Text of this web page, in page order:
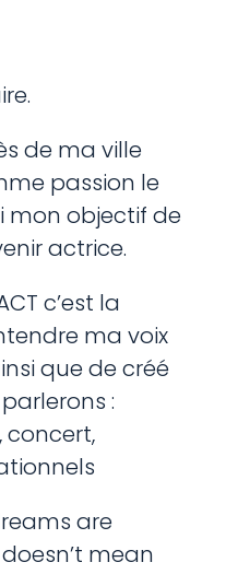
de ma ville
passion le
mon objectif de
actrice.
c’est la
ma voix
que de créé
:
concert,
are
mean